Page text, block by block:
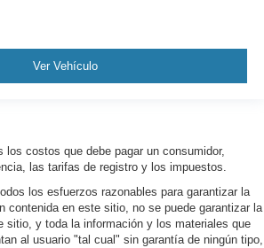
Ver Vehículo
los costos que debe pagar un consumidor,
las tarifas de registro y los impuestos.
los esfuerzos razonables para garantizar la
contenida en este sitio, no se puede garantizar la
sitio, y toda la información y los materiales que
al usuario "tal cual" sin garantía de ningún tipo,